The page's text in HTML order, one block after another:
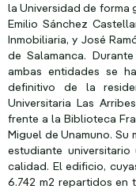
la Universidad de forma
Emilio Sánchez
Inmobiliaria, y José
de Salamanca.
ambas entidades se
definitivo de la
Universitaria Las
frente a la Biblioteca
Miguel de Unamuno.
estudiante
calidad. El edificio,
6.742 m2 repartidos en